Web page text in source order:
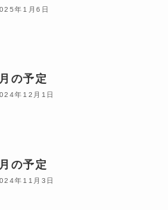
年1月6日
の予定
年12月1日
の予定
年11月3日